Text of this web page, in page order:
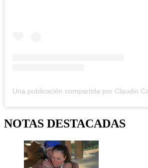
NOTAS DESTACADAS